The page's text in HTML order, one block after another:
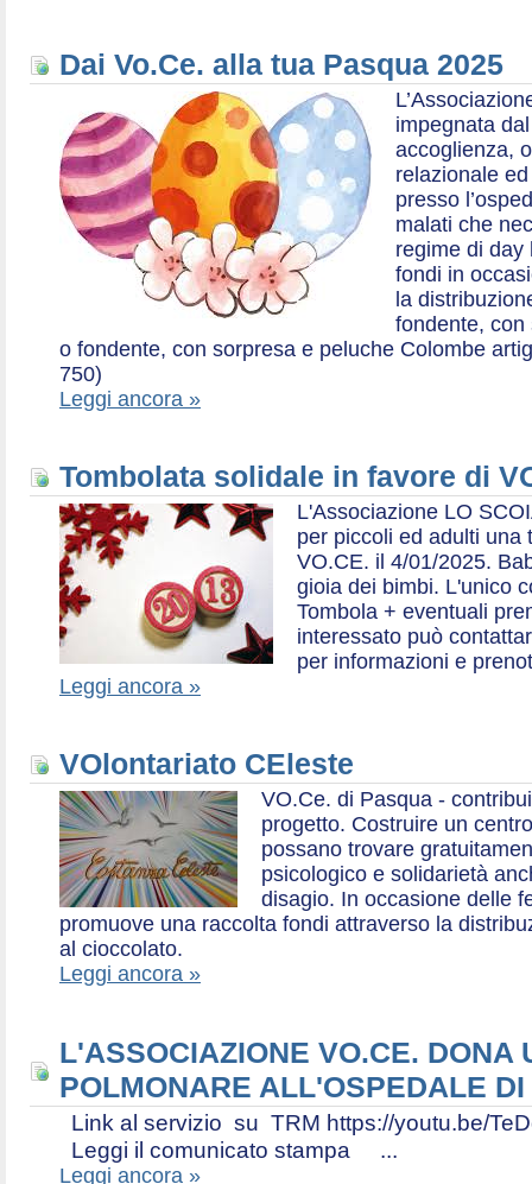
Dai Vo.Ce. alla tua Pasqua 2025
impegnata
accoglienza,
relazionale
presso
malati che
regime di day
fondi in
la
fondente, con
o fondente, con sorpresa e peluche Colombe
750)
Leggi ancora »
Tombolata solidale in favore di
L'Associazione LO
per piccoli ed adulti una
VO.CE. il 4/01/2025.
gioia dei bimbi. L'unico
Tombola + eventuali
interessato può
per informazioni e
Leggi ancora »
VOlontariato CEleste
VO.Ce. di Pasqua -
progetto. Costruire un
possano trovare
psicologico e solidarietà
disagio. In occasione delle
promuove una raccolta fondi attraverso la
al cioccolato.
Leggi ancora »
L'ASSOCIAZIONE VO.CE. DONA
POLMONARE ALL'OSPEDALE
Link al servizio su TRM https://youtu.be/
Leggi il comunicato stampa ...
Leggi ancora »